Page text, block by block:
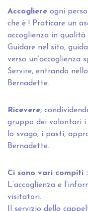
Accogliere ogni
che è ! Praticare un
accoglienza in
Guidare nel sito,
verso un’accoglienza
Servire, entrando
Bernadette.
Ricevere,
gruppo dei volontari
lo svago, i pasti,
Bernadette.
Ci sono vari compiti :
L’accoglienza e
visitatori.
Il servizio della